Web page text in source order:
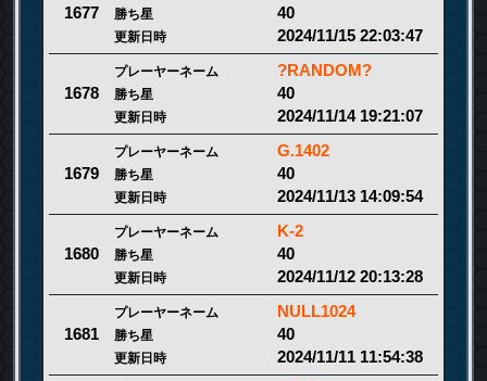
1677 勝ち星 40
更新日時 2024/11/15 22:03:47
1678
プレーヤーネーム ?RANDOM?
勝ち星 40
更新日時 2024/11/14 19:21:07
1679
プレーヤーネーム G.1402
勝ち星 40
更新日時 2024/11/13 14:09:54
1680
プレーヤーネーム K-2
勝ち星 40
更新日時 2024/11/12 20:13:28
1681
プレーヤーネーム NULL1024
勝ち星 40
更新日時 2024/11/11 11:54:38